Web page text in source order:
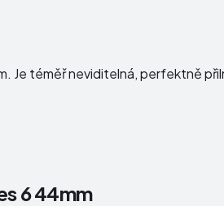
Je téměř neviditelná, perfektně
6 44mm